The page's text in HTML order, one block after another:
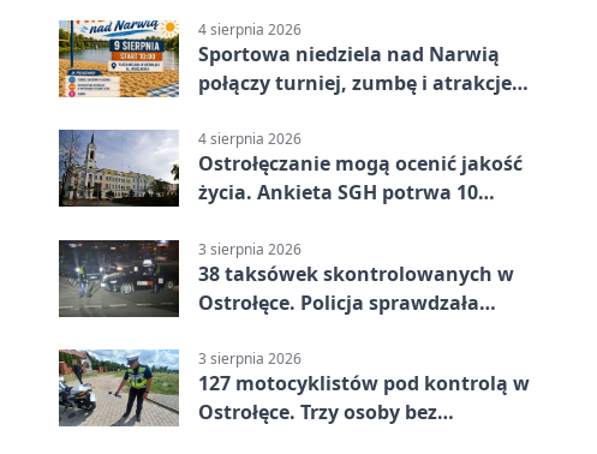
4 sierpnia 2026
Sportowa niedziela nad Narwią
połączy turniej, zumbę i atrakcje
4 sierpnia 2026
Ostrołęczanie mogą ocenić jakość
życia. Ankieta SGH potrwa 10
3 sierpnia 2026
38 taksówek skontrolowanych w
Ostrołęce. Policja sprawdzała
3 sierpnia 2026
127 motocyklistów pod kontrolą w
Ostrołęce. Trzy osoby bez